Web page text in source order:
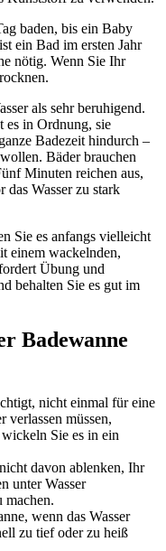
baden, bis ein Baby
ein Bad im ersten Jahr
nötig. Wenn Sie Ihr
als sehr beruhigend.
es in Ordnung, sie
Badezeit hindurch –
Bäder brauchen
Minuten reichen aus,
das Wasser zu stark
Sie es anfangs vielleicht
einem wackelnden,
Übung und
behalten Sie es gut im
Badewanne
nicht einmal für eine
verlassen müssen,
Sie es in ein
davon ablenken, Ihr
unter Wasser
machen.
wenn das Wasser
zu tief oder zu heiß